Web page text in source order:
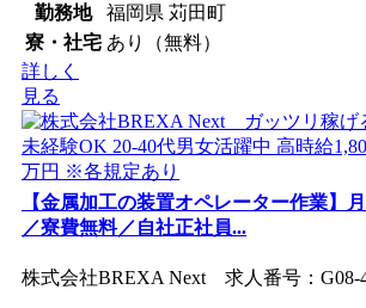
勤務地
福岡県 苅田町
寮・社宅 あり（無料）
詳しく
見る
【金属加工の装置オペレーター作業】
／寮費無料／自社正社員...
株式会社BREXA Next 求人番号：G08-